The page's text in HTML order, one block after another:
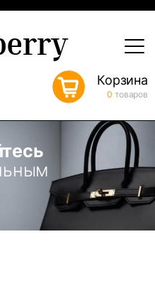
Корзина
0 товаров